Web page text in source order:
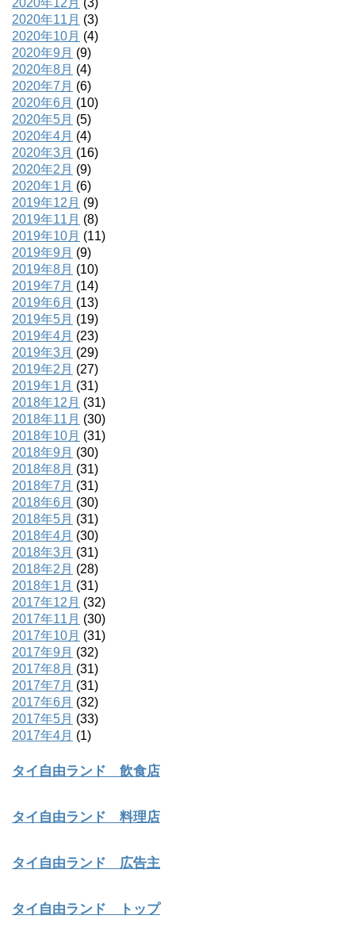
2020年11月 (3)
2020年10月 (4)
2020年9月 (9)
2020年8月 (4)
2020年7月 (6)
2020年6月 (10)
2020年5月 (5)
2020年4月 (4)
2020年3月 (16)
2020年2月 (9)
2020年1月 (6)
2019年12月 (9)
2019年11月 (8)
2019年10月 (11)
2019年9月 (9)
2019年8月 (10)
2019年7月 (14)
2019年6月 (13)
2019年5月 (19)
2019年4月 (23)
2019年3月 (29)
2019年2月 (27)
2019年1月 (31)
2018年12月 (31)
2018年11月 (30)
2018年10月 (31)
2018年9月 (30)
2018年8月 (31)
2018年7月 (31)
2018年6月 (30)
2018年5月 (31)
2018年4月 (30)
2018年3月 (31)
2018年2月 (28)
2018年1月 (31)
2017年12月 (32)
2017年11月 (30)
2017年10月 (31)
2017年9月 (32)
2017年8月 (31)
2017年7月 (31)
2017年6月 (32)
2017年5月 (33)
2017年4月 (1)
タイ自由ランド 飲食店
タイ自由ランド 料理店
タイ自由ランド 広告主
タイ自由ランド トップ